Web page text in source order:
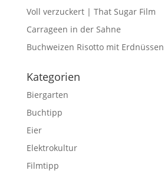
Voll verzuckert | That Sugar Film
Carrageen in der Sahne
Buchweizen Risotto mit Erdnüssen
Kategorien
Biergarten
Buchtipp
Eier
Elektrokultur
Filmtipp